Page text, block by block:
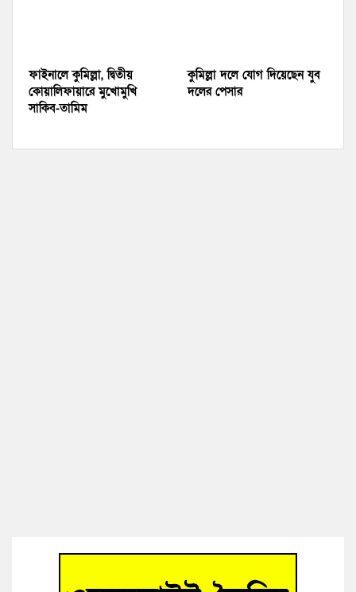
ফাইনালে কুমিল্লা, দ্বিতীয়
কোয়ালিফায়ারে মুখোমুখি
সাকিব-তামিম
কুমিল্লা দলে যোগ দিয়েছেন যুব
দলের পেসার